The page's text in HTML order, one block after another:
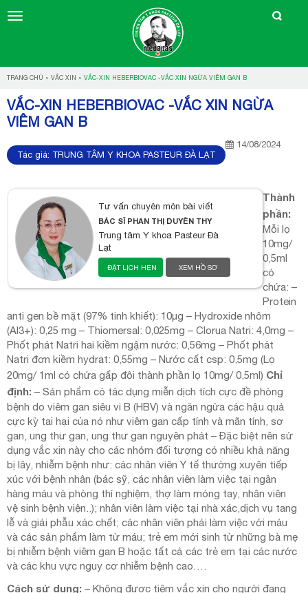
TRANG CHỦ » VẮC XIN » VẮC-XIN HEBERBIOVAC -VẮC XIN NGỪA VIÊM GAN B
VẮC-XIN HEBERBIOVAC -VẮC XIN NGỪA
VIÊM GAN B
14/08/2024
Tác giả: TRUNG TÂM Y KHOA PASTEUR ĐÀ LẠT
Tư vấn chuyên môn bài viết
BÁC SĨ PHAN THỊ DUYÊN THY
Trung tâm Y khoa Pasteur Đà
Lạt
ĐẶT LỊCH HẸN XEM HỒ SƠ
Thành
phần:
Mỗi lọ
10mg/
0,5ml
có
chứa: –
Protein
anti gen bề mặt (97% tinh khiết): 10µg – Hydroxide nhôm
(Al3+): 0,25 mg – Thiomersal: 0,025mg – Clorua Natri: 4,0mg –
Phốt phát Natri hai kiềm ngậm nước: 0,56mg – Phốt phát
Natri đơn kiềm hydrat: 0,55mg – Nước cất csp: 0,5mg (Lọ
20mg/ 1ml có chứa gấp đôi thành phần lọ 10mg/ 0,5ml) Chỉ
định: – Sản phẩm có tác dụng miễn dịch tích cực đề phòng
bệnh do viêm gan siêu vi B (HBV) và ngăn ngừa các hậu quả
cực kỳ tai hại của nó như viêm gan cấp tính và mãn tính, sơ
gan, ung thư gan, ung thư gan nguyên phát – Đặc biệt nên sử
dụng vắc xin này cho các nhóm đối tượng có nhiều khả năng
bị lây, nhiễm bệnh như: các nhân viên Y tế thường xuyên tiếp
xúc với bệnh nhân (bác sỹ, các nhân viên làm việc tại ngân
hàng máu và phòng thí nghiệm, thợ làm móng tay, nhân viên
vệ sinh bệnh viện..); nhân viên làm việc tại nhà xác,dịch vụ tang
lễ và giải phẫu xác chết; các nhân viên phải làm việc với máu
và các sản phẩm làm từ máu; trẻ em mới sinh từ những bà mẹ
bị nhiễm bệnh viêm gan B hoặc tất cả các trẻ em tại các nước
và các khu vực nguy cơ nhiễm bệnh cao….
Cách sử dụng: – Không được tiêm vắc xin cho người đang